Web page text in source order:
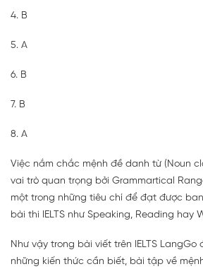
4. B
5. A
6. B
7. B
8. A
Việc nắm chắc mệnh đề danh từ (Noun
vai trò quan trọng bởi Grammartical
một trong những tiêu chí để đạt được
bài thi IELTS như Speaking, Reading hay
Như vậy trong bài viết trên IELTS
những kiến thức cần biết, bài tập về